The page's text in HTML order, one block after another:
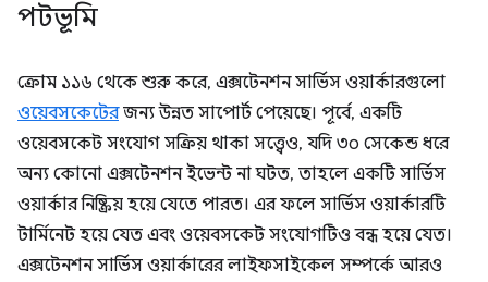
পটভূমি
ক্রোম ১১৬ থেকে শুরু করে, এক্সটেনশন সার্ভিস ওয়ার্কারগুলো
ওয়েবসকেটেরজন্য উন্নত সাপোর্ট পেয়েছে। পূর্বে, একটি
ওয়েবসকেট সংযোগ সক্রিয় থাকা সত্ত্বেও, যদি ৩০ সেকেন্ড ধরে
অন্য কোনো এক্সটেনশন ইভেন্ট না ঘটত, তাহলে একটি সার্ভিস
ওয়ার্কার নিষ্ক্রিয় হয়ে যেতে পারত। এর ফলে সার্ভিস ওয়ার্কারটি
টার্মিনেট হয়ে যেত এবং ওয়েবসকেট সংযোগটিও বন্ধ হয়ে যেত।
এক্সটেনশন সার্ভিস ওয়ার্কারের লাইফসাইকেল সম্পর্কে আরও